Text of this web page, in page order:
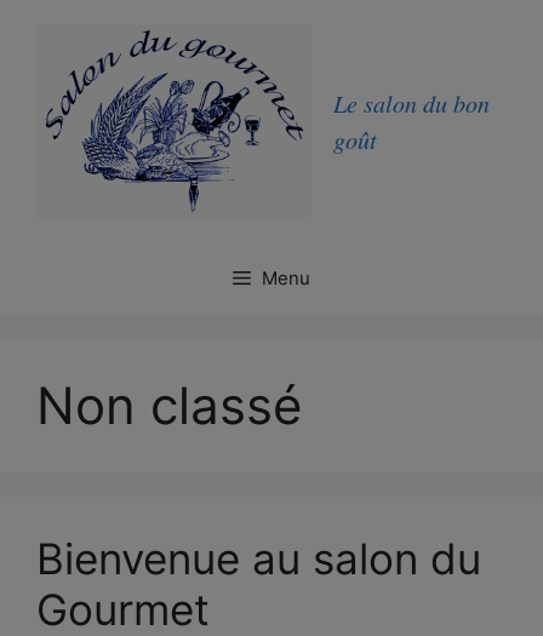
Le salon du bon
goût
Menu
Non classé
Bienvenue au salon du
Gourmet